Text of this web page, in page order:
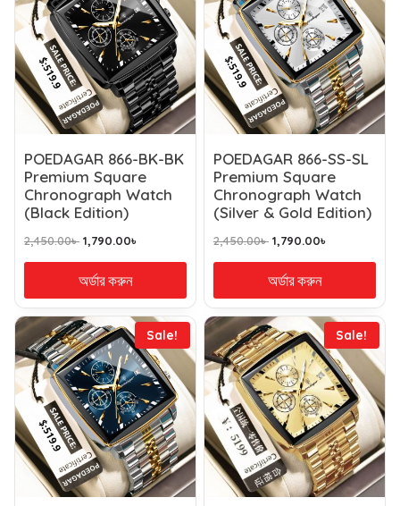
POEDAGAR 866-BK-BK
Premium Square
Chronograph Watch
(Black Edition)
2,450.00৳ 1,790.00৳
অর্ডার করুন
POEDAGAR 866-SS-SL
Premium Square
Chronograph Watch
(Silver & Gold Edition)
2,450.00৳ 1,790.00৳
অর্ডার করুন
Sale! Sale!